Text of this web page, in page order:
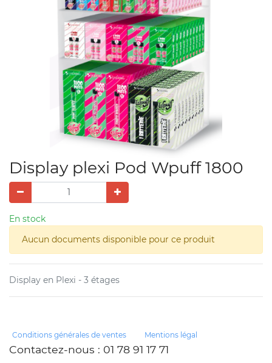
Display plexi Pod Wpuff 1800
En stock
Aucun documents disponible pour ce produit
Display en Plexi - 3 étages
Conditions générales de ventes Mentions légal
Contactez-nous : 01 78 91 17 71